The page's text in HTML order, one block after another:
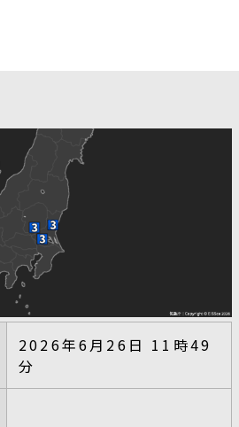
2026年6月26日 11時49
分